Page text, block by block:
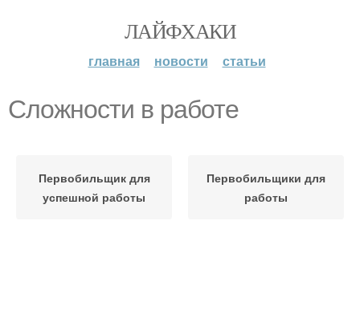
ЛАЙФХАКИ
главная новости статьи
Сложности в работе
Первобильщик для
успешной работы
Первобильщики для
работы